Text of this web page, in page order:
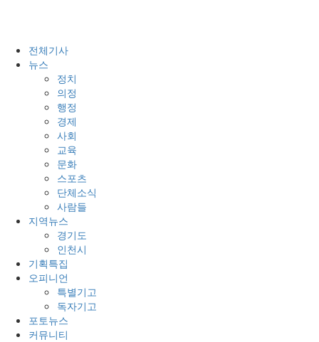
전체기사
뉴스
정치
의정
행정
경제
사회
교육
문화
스포츠
단체소식
사람들
지역뉴스
경기도
인천시
기획특집
오피니언
특별기고
독자기고
포토뉴스
커뮤니티